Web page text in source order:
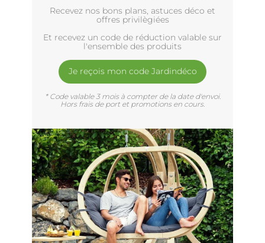
Recevez nos bons plans, astuces déco et
offres privilègiées
Et recevez un code de réduction valable sur
l'ensemble des produits
Je reçois mon code Jardindéco
* Code valable 3 mois à compter de la date d'envoi.
Hors frais de port et promotions en cours.